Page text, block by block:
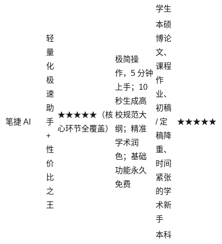
学生
笔捷 AI
轻
量
化
极
速
助
手
+
性
价
比
之
王
★★★★★（核
心环节全覆盖）
极简操
作，5 分钟
上手；10
秒生成高
校规范大
纲；精准
学术润
色；基础
功能永久
免费
本硕
博论
文、
课程
作
业、
初稿
/ 定
稿降
重、
时间
紧张
的学
术新
手
★★★★★
本科